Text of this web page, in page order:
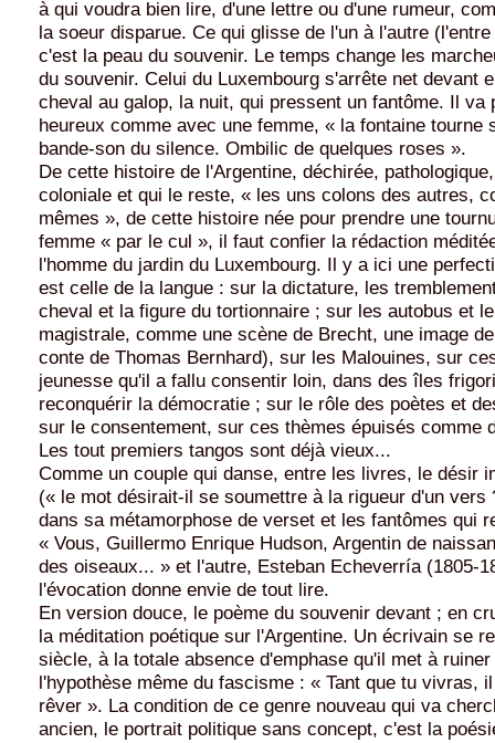
à qui voudra bien lire, d'une lettre ou d'une rumeur,
la soeur disparue. Ce qui glisse de l'un à l'autre
c'est la peau du souvenir. Le temps change les
du souvenir. Celui du Luxembourg s'arrête net devant
cheval au galop, la nuit, qui pressent un fantôme. Il va
heureux comme avec une femme, « la fontaine tourne
bande-son du silence. Ombilic de quelques roses ».
De cette histoire de l'Argentine, déchirée,
coloniale et qui le reste, « les uns colons des autres,
mêmes », de cette histoire née pour prendre une
femme « par le cul », il faut confier la rédaction
l'homme du jardin du Luxembourg. Il y a ici une
est celle de la langue : sur la dictature, les
cheval et la figure du tortionnaire ; sur les autobus et
magistrale, comme une scène de Brecht, une image
conte de Thomas Bernhard), sur les Malouines, sur
jeunesse qu'il a fallu consentir loin, dans des îles
reconquérir la démocratie ; sur le rôle des poètes et
sur le consentement, sur ces thèmes épuisés comme
Les tout premiers tangos sont déjà vieux...
Comme un couple qui danse, entre les livres, le désir
(« le mot désirait-il se soumettre à la rigueur d'un vers
dans sa métamorphose de verset et les fantômes qui
« Vous, Guillermo Enrique Hudson, Argentin de
des oiseaux... » et l'autre, Esteban Echeverría (1805-
l'évocation donne envie de tout lire.
En version douce, le poème du souvenir devant ; en
la méditation poétique sur l'Argentine. Un écrivain se
siècle, à la totale absence d'emphase qu'il met à
l'hypothèse même du fascisme : « Tant que tu vivras,
rêver ». La condition de ce genre nouveau qui va
ancien, le portrait politique sans concept, c'est la